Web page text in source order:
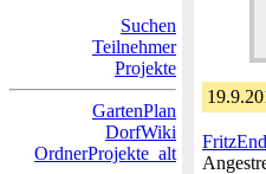
Suchen
Teilnehmer
Projekte
GartenPlan
DorfWiki
OrdnerProjekte_alt